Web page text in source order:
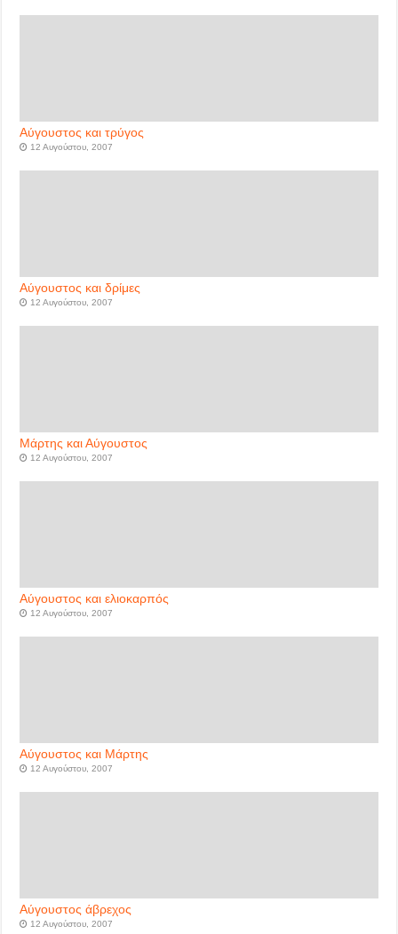
Αύγουστος και τρύγος
12 Αυγούστου, 2007
Αύγουστος και δρίμες
12 Αυγούστου, 2007
Μάρτης και Αύγουστος
12 Αυγούστου, 2007
Αύγουστος και ελιοκαρπός
12 Αυγούστου, 2007
Αύγουστος και Μάρτης
12 Αυγούστου, 2007
Αύγουστος άβρεχος
12 Αυγούστου, 2007